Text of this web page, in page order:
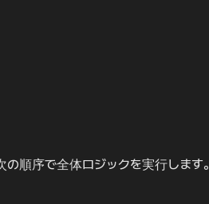
順序で全体ロジックを実行します。